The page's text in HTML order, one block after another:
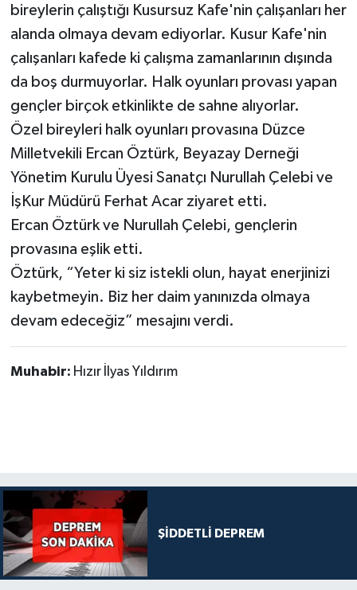
bireylerin çalıştığı Kusursuz Kafe'nin çalışanları her
alanda olmaya devam ediyorlar. Kusur Kafe'nin
çalışanları kafede ki çalışma zamanlarının dışında
da boş durmuyorlar. Halk oyunları provası yapan
gençler birçok etkinlikte de sahne alıyorlar.
Özel bireyleri halk oyunları provasına Düzce
Milletvekili Ercan Öztürk, Beyazay Derneği
Yönetim Kurulu Üyesi Sanatçı Nurullah Çelebi ve
İşKur Müdürü Ferhat Acar ziyaret etti.
Ercan Öztürk ve Nurullah Çelebi, gençlerin
provasına eşlik etti.
Öztürk, “Yeter ki siz istekli olun, hayat enerjinizi
kaybetmeyin. Biz her daim yanınızda olmaya
devam edeceğiz” mesajını verdi.
Muhabir: Hızır İlyas Yıldırım
ŞİDDETLİ DEPREM